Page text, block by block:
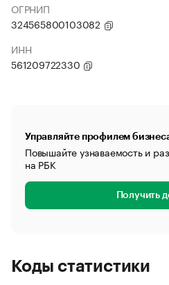
ОГРНИП
324565800103082
ИНН
561209722330
Управляйте профилем
Повышайте узнаваемость и
на РБК
Получить
Коды статистики